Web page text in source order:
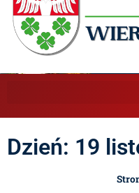
Dzień: 19